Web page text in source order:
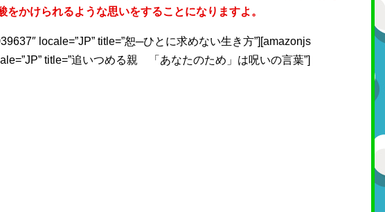
をかけられるような思いをすることになりますよ。
locale=”JP” title=”恕─ひとに求めない生き方”][amazonjs
title=”追いつめる親 「あなたのため」は呪いの言葉”]